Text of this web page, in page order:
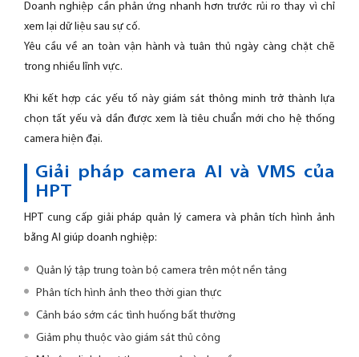
Doanh nghiệp cần phản ứng nhanh hơn trước rủi ro thay vì chỉ
xem lại dữ liệu sau sự cố.
Yêu cầu về an toàn vận hành và tuân thủ ngày càng chặt chẽ
trong nhiều lĩnh vực.
Khi kết hợp các yếu tố này giám sát thông minh trở thành lựa
chọn tất yếu và dần được xem là tiêu chuẩn mới cho hệ thống
camera hiện đại.
Giải pháp camera AI và VMS của
HPT
HPT cung cấp giải pháp quản lý camera và phân tích hình ảnh
bằng AI giúp doanh nghiệp:
Quản lý tập trung toàn bộ camera trên một nền tảng
Phân tích hình ảnh theo thời gian thực
Cảnh báo sớm các tình huống bất thường
Giảm phụ thuộc vào giám sát thủ công